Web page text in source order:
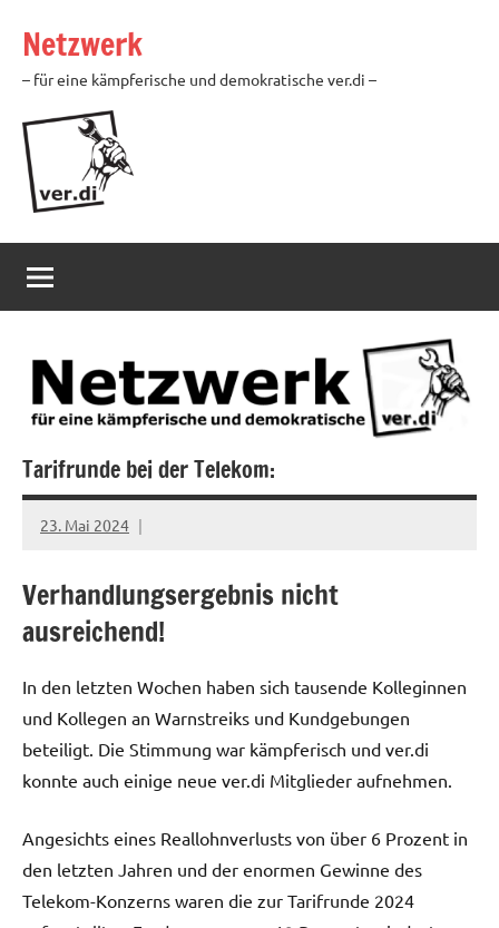
Inhalt
springen
Netzwerk
– für eine kämpferische und demokratische ver.di –
Tarifrunde bei der Telekom:
23. Mai 2024
netzwerkverdi
Verhandlungsergebnis nicht
ausreichend!
In den letzten Wochen haben sich tausende Kolleginnen
und Kollegen an Warnstreiks und Kundgebungen
beteiligt. Die Stimmung war kämpferisch und ver.di
konnte auch einige neue ver.di Mitglieder aufnehmen.
Angesichts eines Reallohnverlusts von über 6 Prozent in
den letzten Jahren und der enormen Gewinne des
Telekom-Konzerns waren die zur Tarifrunde 2024